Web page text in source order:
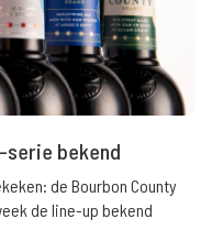
serie bekend
de Bourbon County
de line-up bekend